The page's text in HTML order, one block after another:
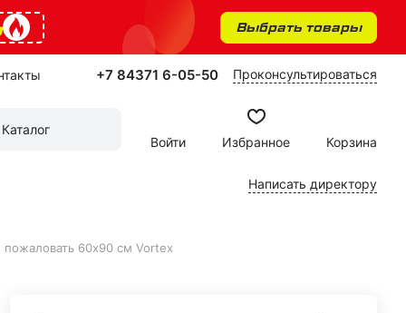
Выбрать товары
+7 84371 6-05-50 Проконсультироваться
Каталог
Войти
Избранное Корзина
Написать директору
60х90 см Vortex